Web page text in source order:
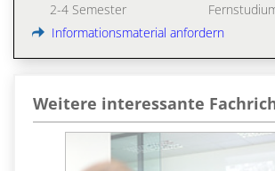
2-4 Semester
Informationsmaterial anfordern
Weitere interessante